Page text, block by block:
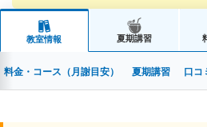
教室情報 夏期講習
料金・コース（月謝目安） 夏期講習 口コ